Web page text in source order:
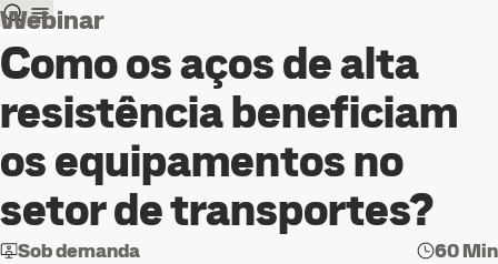
Webinar
Como os aços de alta
resistência beneficiam
os equipamentos no
setor de transportes?
Sob demanda
60 Min